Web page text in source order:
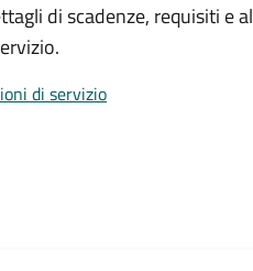
di scadenze, requisiti
di servizio